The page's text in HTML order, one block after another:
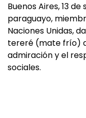
Buenos Aires, 13
paraguayo,
Naciones Unidas,
tereré (mate frío)
admiración y el
sociales.